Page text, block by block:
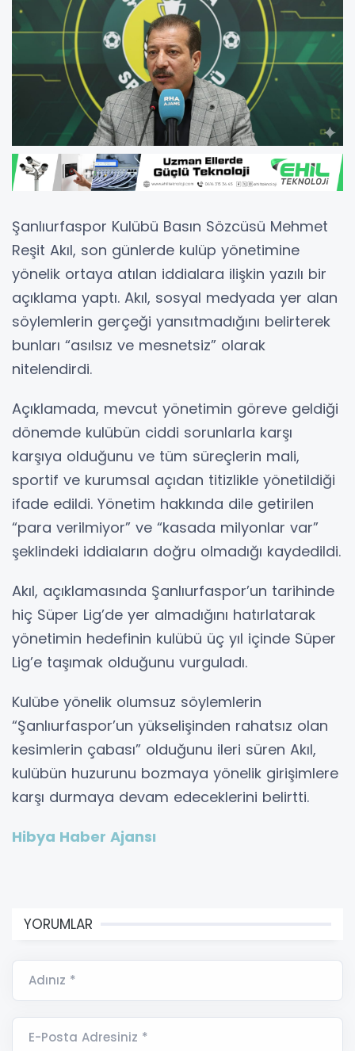
Şanlıurfaspor Kulübü Basın Sözcüsü Mehmet
Reşit Akıl, son günlerde kulüp yönetimine
yönelik ortaya atılan iddialara ilişkin yazılı bir
açıklama yaptı. Akıl, sosyal medyada yer alan
söylemlerin gerçeği yansıtmadığını belirterek
bunları “asılsız ve mesnetsiz” olarak
nitelendirdi.
Açıklamada, mevcut yönetimin göreve geldiği
dönemde kulübün ciddi sorunlarla karşı
karşıya olduğunu ve tüm süreçlerin mali,
sportif ve kurumsal açıdan titizlikle yönetildiği
ifade edildi. Yönetim hakkında dile getirilen
“para verilmiyor” ve “kasada milyonlar var”
şeklindeki iddiaların doğru olmadığı kaydedildi.
Akıl, açıklamasında Şanlıurfaspor’un tarihinde
hiç Süper Lig’de yer almadığını hatırlatarak
yönetimin hedefinin kulübü üç yıl içinde Süper
Lig’e taşımak olduğunu vurguladı.
Kulübe yönelik olumsuz söylemlerin
“Şanlıurfaspor’un yükselişinden rahatsız olan
kesimlerin çabası” olduğunu ileri süren Akıl,
kulübün huzurunu bozmaya yönelik girişimlere
karşı durmaya devam edeceklerini belirtti.
Hibya Haber Ajansı
YORUMLAR
Adınız *
E-Posta Adresiniz *